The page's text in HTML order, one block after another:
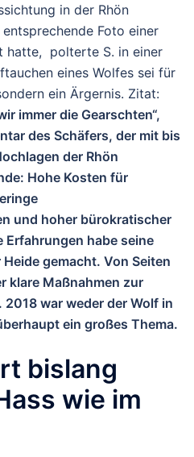
in der Rhön
Foto einer
hatte, polterte S. in einer
eines Wolfes sei für
ein Ärgernis. Zitat:
immer die Gearschten“,
des Schäfers, der mit bis
der Rhön
Hohe Kosten für
und hoher bürokratischer
habe seine
gemacht. Von Seiten
klare Maßnahmen zur
war weder der Wolf in
ein großes Thema.
bislang
wie im